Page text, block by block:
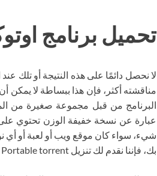
تحميل برنامج
لا نحصل دائمًا على هذه النتيجة أو تلك
عبارة عن نسخة خفيفة الوزن تحتوي
شيء، سواء كان موقع ويب أو لعبة أو أي
بك، فإننا نقدم لك تنزيل AutoCAD Portable torrent مجانًا تمامًا باللغة الروسية.